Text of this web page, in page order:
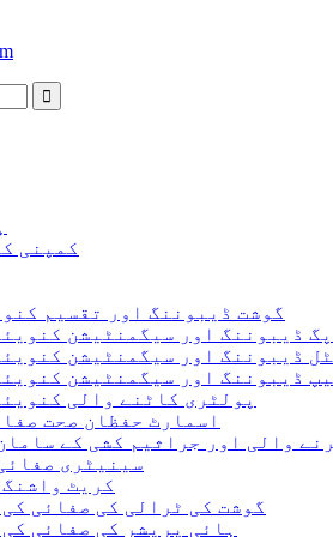
کمپنی
گوشت ڈیبوننگ اور تقسیم
پگ ڈیبوننگ اور سیگمنٹیشن
ڈیبوننگ اور سیگمنٹیشن
ڈیبوننگ اور سیگمنٹیشن
پولٹری کاٹنے والی
اسمارٹ حفظان صحت
والی اور جراثیم کشی کے
سینیٹری
کریٹ
گوشت کی ٹرالی کی صفائی
ہائی پریشر کی صفائی